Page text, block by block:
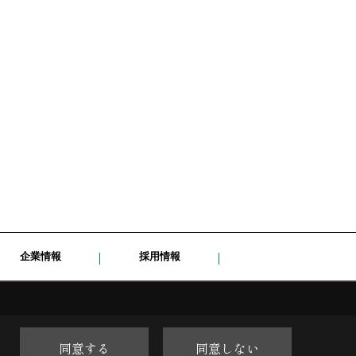
企業情報 採用情報
同意する 同意しない